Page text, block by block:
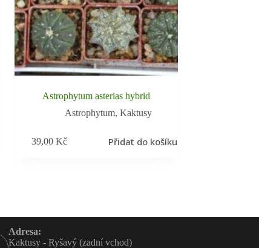
Astrophytum asterias hybrid
Astrophytum, Kaktusy
39,00 Kč Přidat do košíku
Adresa:
Kaktusy - Ryšavý (zadní vchod)